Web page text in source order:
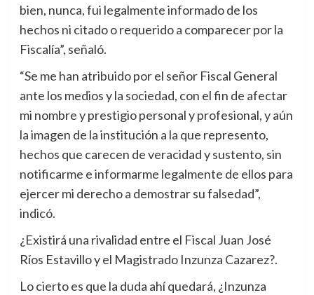
bien, nunca, fui legalmente informado de los
hechos ni citado o requerido a comparecer por la
Fiscalía”, señaló.
“Se me han atribuido por el señor Fiscal General
ante los medios y la sociedad, con el fin de afectar
mi nombre y prestigio personal y profesional, y aún
la imagen de la institución a la que represento,
hechos que carecen de veracidad y sustento, sin
notificarme e informarme legalmente de ellos para
ejercer mi derecho a demostrar su falsedad”,
indicó.
¿Existirá una rivalidad entre el Fiscal Juan José
Ríos Estavillo y el Magistrado Inzunza Cazarez?.
Lo cierto es que la duda ahí quedará, ¿Inzunza